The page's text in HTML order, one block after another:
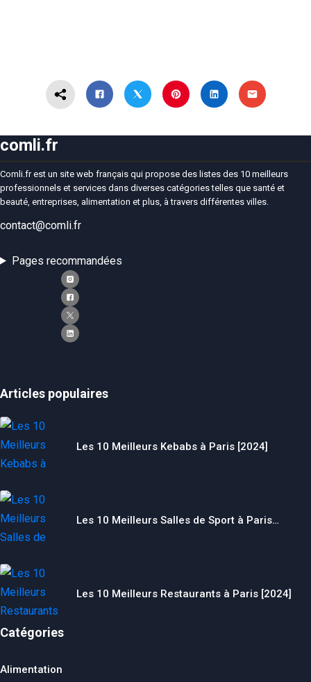
comli.fr
Comli.fr est un site web français qui propose des listes des 10 meilleurs
professionnels et services dans diverses catégories telles que santé et
beauté, entreprises, alimentation et plus, à travers différentes villes.
contact@comli.fr
Pages recommandées
Articles populaires
Les 10 Meilleurs Kebabs à Paris [2024]
Les 10 Meilleurs Salles de Sport à Paris…
Les 10 Meilleurs Restaurants à Paris [2024]
Catégories
Alimentation